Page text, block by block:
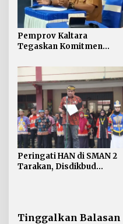
Pemprov Kaltara
Tegaskan Komitmen
Prasarana SLB Negeri
Nunukan Secara Bertahap
Peringati HAN di SMAN 2
Tarakan, Disdikbud
Tinggalkan Balasan